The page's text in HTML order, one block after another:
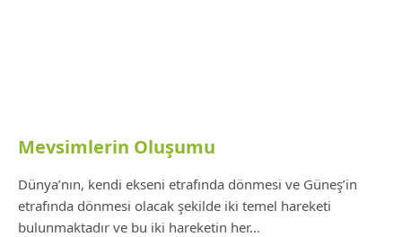
Mevsimlerin Oluşumu
Dünya’nın, kendi ekseni etrafında dönmesi ve Güneş’in
etrafında dönmesi olacak şekilde iki temel hareketi
bulunmaktadır ve bu iki hareketin her…